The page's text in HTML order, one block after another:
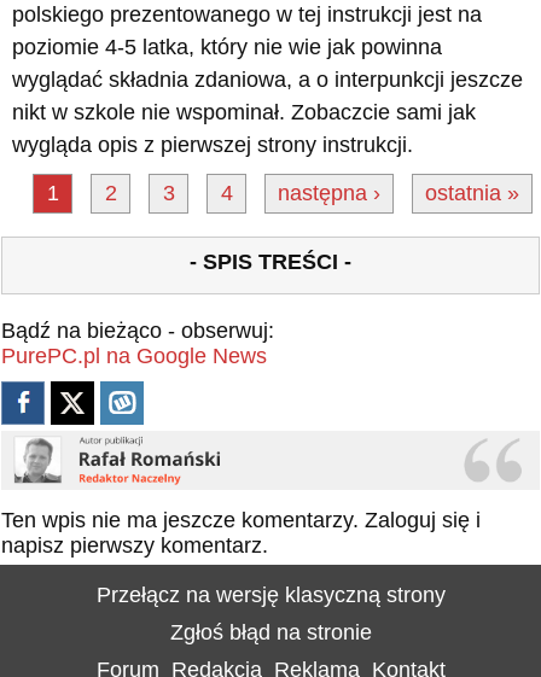
polskiego prezentowanego w tej instrukcji jest na
poziomie 4-5 latka, który nie wie jak powinna
wyglądać składnia zdaniowa, a o interpunkcji jeszcze
nikt w szkole nie wspominał. Zobaczcie sami jak
wygląda opis z pierwszej strony instrukcji.
1
2 3 4 następna › ostatnia »
- SPIS TREŚCI -
Bądź na bieżąco - obserwuj:
PurePC.pl na Google News
Ten wpis nie ma jeszcze komentarzy. Zaloguj się i
napisz pierwszy komentarz.
Przełącz na wersję klasyczną strony
Zgłoś błąd na stronie
Forum Redakcja Reklama Kontakt